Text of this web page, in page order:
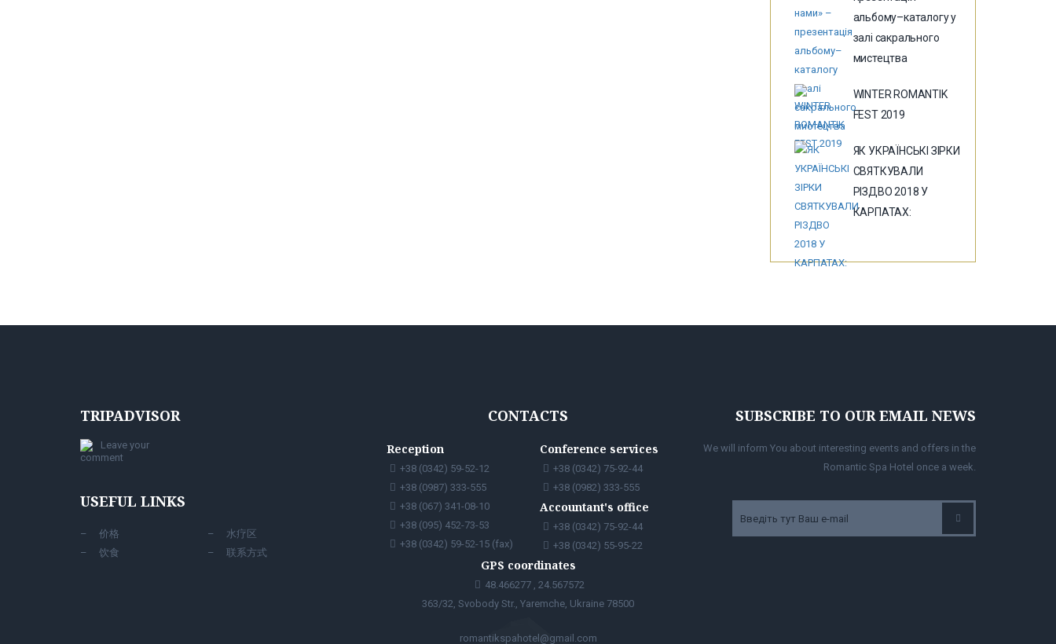
альбому–каталогу у
залі сакрального
мистецтва
WINTER ROMANTIK
FEST 2019
ЯК УКРАЇНСЬКІ ЗІРКИ
СВЯТКУВАЛИ
РІЗДВО 2018 У
КАРПАТАХ:
TRIPADVISOR
Leave your
comment
USEFUL LINKS
价格
饮食
水疗区
联系方式
CONTACTS
Reception
+38 (0342) 59-52-12
+38 (0987) 333-555
+38 (067) 341-08-10
+38 (095) 452-73-53
+38 (0342) 59-52-15 (fax)
Conference services
+38 (0342) 75-92-44
+38 (0982) 333-555
Accountant's office
+38 (0342) 75-92-44
+38 (0342) 55-95-22
GPS coordinates
48.466277 , 24.567572
363/32, Svobody Str., Yaremche, Ukraine 78500
romantikspahotel@gmail.com
SUBSCRIBE TO OUR EMAIL NEWS
We will inform You about interesting events and offers in the
Romantic Spa Hotel once a week.